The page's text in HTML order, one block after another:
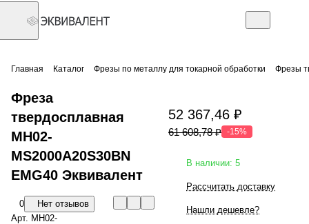
Главная Каталог Фрезы по металлу для токарной обработки Фрезы
Фреза
твердосплавная
MH02-
MS2000A20S30BN
EMG40 Эквивалент
0
Нет отзывов
Арт. MH02-
52 367,46 ₽
61 608,78 ₽ -15%
В наличии: 5
Рассчитать доставку
Нашли дешевле?